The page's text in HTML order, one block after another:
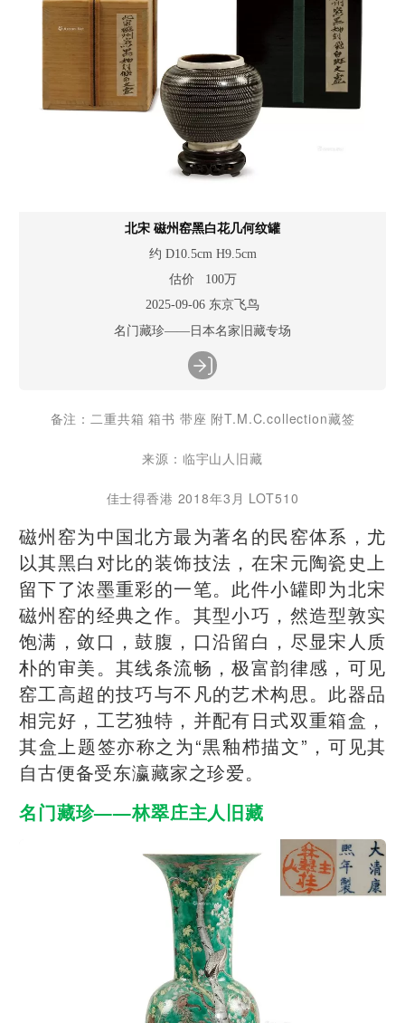
北宋 磁州窑黑白花几何纹罐
约 D10.5cm H9.5cm
估价 100万
2025-09-06 东京飞鸟
名门藏珍——日本名家旧藏专场
备注：二重共箱 箱书 带座 附T.M.C.collection藏签
来源：临宇山人旧藏
佳士得香港 2018年3月 LOT510
磁州窑为中国北方最为著名的民窑体系，尤
以其黑白对比的装饰技法，在宋元陶瓷史上
留下了浓墨重彩的一笔。此件小罐即为北宋
磁州窑的经典之作。其型小巧，然造型敦实
饱满，敛口，鼓腹，口沿留白，尽显宋人质
朴的审美。其线条流畅，极富韵律感，可见
窑工高超的技巧与不凡的艺术构思。此器品
相完好，工艺独特，并配有日式双重箱盒，
其盒上题签亦称之为“黒釉栉描文”，可见其
自古便备受东瀛藏家之珍爱。
名门藏珍——林翠庄主人旧藏